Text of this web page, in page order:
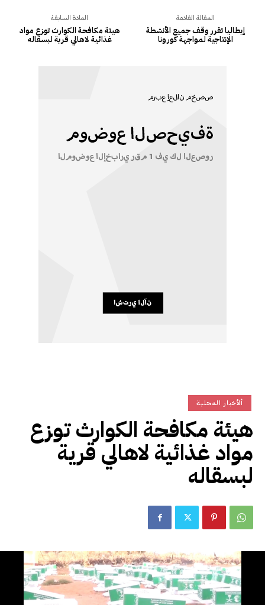
المادة السابقة
هيئة مكافحة الكوارث توزع مواد
غذائية لاهالي قرية لبسقاله
المقالة القادمة
إيطاليا تقرر وقف جميع الأنشطة
الإنتاجية لمواجهة كورونا